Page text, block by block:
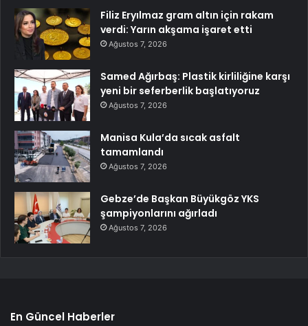
Filiz Eryılmaz gram altın için rakam
verdi: Yarın akşama işaret etti
Ağustos 7, 2026
Samed Ağırbaş: Plastik kirliliğine karşı
yeni bir seferberlik başlatıyoruz
Ağustos 7, 2026
Manisa Kula’da sıcak asfalt
tamamlandı
Ağustos 7, 2026
Gebze’de Başkan Büyükgöz YKS
şampiyonlarını ağırladı
Ağustos 7, 2026
En Güncel Haberler